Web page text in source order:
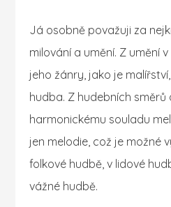
Já osobně považuji za
milování a umění. Z umění
jeho žánry, jako je
hudba. Z hudebních
harmonickému souladu
jen melodie, což je možné
folkové hudbě, v lidové
vážné hudbě.